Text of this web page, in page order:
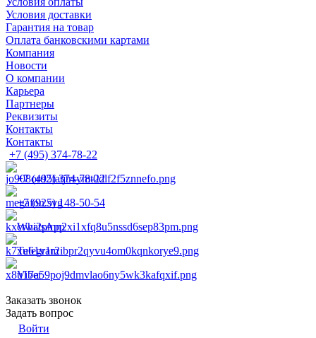
Условия доставки
Гарантия на товар
Оплата банковскими картами
Компания
Новости
О компании
Карьера
Партнеры
Реквизиты
Контакты
Контакты
+7 (495) 374-78-22
+7 (495) 374-78-22
+7 (925) 148-50-54
WhatsApp
Telegram
Viber
Заказать звонок
Задать вопрос
Войти